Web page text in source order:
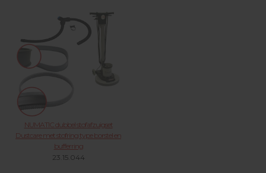
NUMATIC dubbel stofafzuigset
Dustcare met stofring type borstel en
bufferring
23.15.044